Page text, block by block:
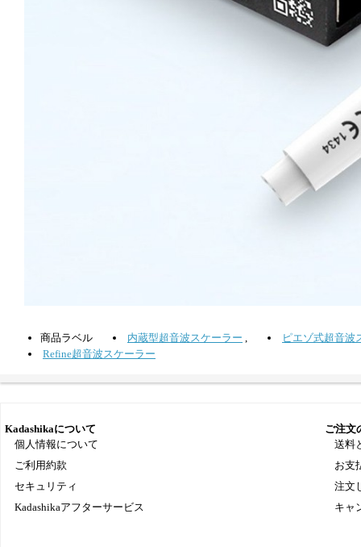
商品ラベル 内蔵型超音波スケーラー ,
ピエゾ式超音波
Refine超音波スケーラー
Kadashikaについて
個人情報について
ご利用約款
セキュリティ
Kadashikaアフターサービス
ご注文
送料
お支
注文
キャ